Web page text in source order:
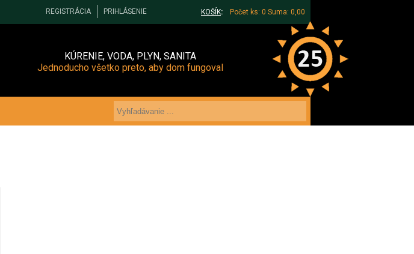
REGISTRÁCIA PRIHLÁSENIE KOŠÍK: Počet ks: 0 Suma: 0,00
KÚRENIE, VODA, PLYN, SANITA
Jednoducho všetko preto, aby dom fungoval